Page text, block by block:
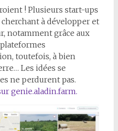
! Plusieurs start-ups
à développer et
notamment grâce aux
toutefois, à bien
Les idées se
ne perdurent pas.
genie.aladin.farm.